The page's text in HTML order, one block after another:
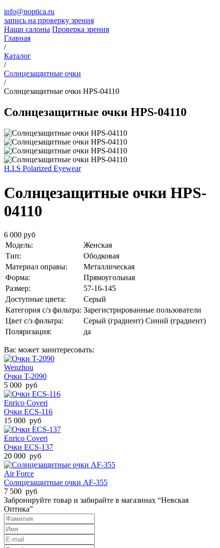
info@noptica.ru
запись на проверку зрения
Наши салоны Проверка зрения
Главная
/
Каталог
/
Солнцезащитные очки
/
Солнцезащитные очки HPS-04110
Солнцезащитные очки HPS-04110
H.I.S Polarized Eyewear
Солнцезащитные очки HPS-
04110
6 000 руб
Модель:
Женская
Тип:
Ободковая
Материал оправы:
Металлическая
Форма:
Прямоугольная
Размер:
57-16-145
Доступные цвета:
Серый
Категория с/з фильтра: Зарегистрированные пользователи
Цвет с/з фильтра:
Серый (градиент) Синий (градиент)
Поляризация:
да
Вас может заинтересовать:
Wenzhou
Очки T-2090
5 000 руб
Enrico Coveri
Очки ECS-116
15 000 руб
Enrico Coveri
Очки ECS-137
20 000 руб
Air Force
Солнцезащитные очки AF-355
7 500 руб
Забронируйте товар и забирайте в магазинах “Невская
Оптика”